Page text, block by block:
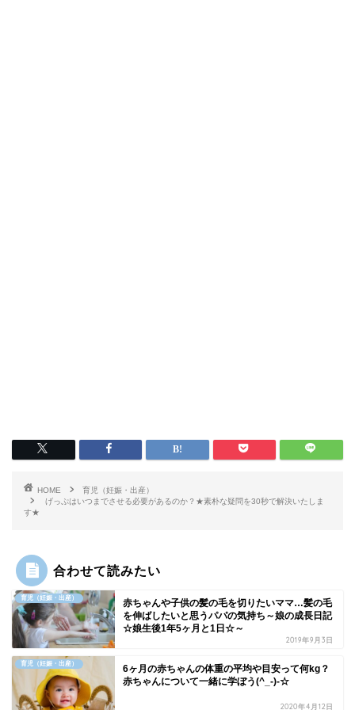
HOME
育児（妊娠・出産）
げっぷはいつまでさせる必要があるのか？★素朴な疑問を30秒で解決いたしま
す★
合わせて読みたい
育児（妊娠・出産）
赤ちゃんや子供の髪の毛を切りたいママ…髪の毛
を伸ばしたいと思うパパの気持ち～娘の成長日記
☆娘生後1年5ヶ月と1日☆～
2019年9月3日
育児（妊娠・出産）
6ヶ月の赤ちゃんの体重の平均や目安って何kg？
赤ちゃんについて一緒に学ぼう(^_-)-☆
2020年4月12日